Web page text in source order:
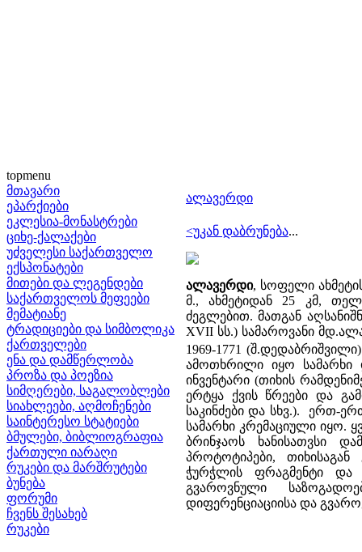
topmenu
მთავარი
ეპარქიები
ეკლესია-მონასტრები
ციხე-ქალაქები
უძველესი საქართველო
ექსპონატები
მითები და ლეგენდები
საქართველოს მეფეები
მემატიანე
ტრადიციები და სიმბოლიკა
ქართველები
ენა და დამწერლობა
პროზა და პოეზია
სიმღერები, საგალობლები
სიახლეები, აღმოჩენები
საინტერესო სტატიები
ბმულები, ბიბლიოგრაფია
ქართული იარაღი
რუკები და მარშრუტები
ბუნება
ფორუმი
ჩვენს შესახებ
რუკები
ალავერდი
<უკან დაბრუნება...
ალავერდი, სოფელი
მ., ახმეტიდან 25 კმ,
ძეგლებით. მათგან
XVII სს.) სამაროვანი
1969-1771
ამოთხრილი იყო სამარხი
ინვენტარი (თიხის
ერტყა ქვის წრეები და
საკინძები და სხვ.). ერთ-
სამარხი კრემაციული იყო.
ბრინჯაოს ხანისათვსი
პროტოტიპები,
ჭურჭლის ფრაგმენტი და
გვაროვნული
დიფერენციაციისა და